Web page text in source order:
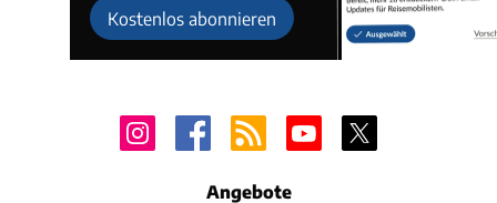
Kostenlos abonnieren
Angebote